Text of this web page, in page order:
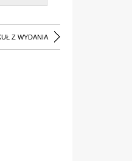
Z WYDANIA